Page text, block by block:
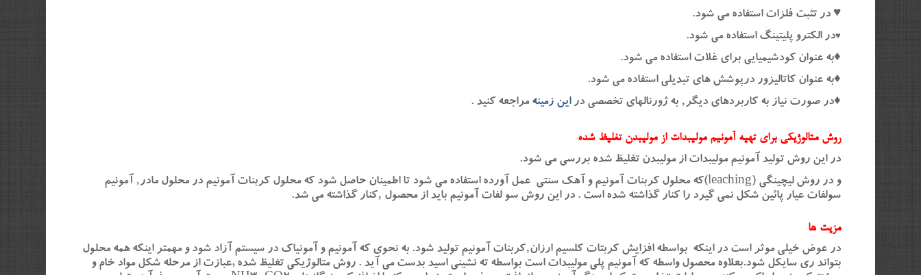
♥ در تثبت فلزات استفاده می شود.
♥در الکترو پلیتینگ استفاده می شود.
♦به عنوان کودشیمیایی برای غلات استفاده می شود.
♦به عنوان کاتالیزور درپوشش های تبدیلی استفاده می شود.
♦در صورت نیاز به کاربردهای دیگر‚ به ژورنالهای تخصصی دراین زمینه مراجعه کنید .
روش متالوژیکی برای تهیه آمونیم مولیبدات از مولیبدن تغلیظ شده
در این روش تولید آمونیم مولیبدات از مولیبدن تغلیظ شده بررسی می شود.
و در روش لیچینگی (leaching)که محلول کربنات آمونیم و آهک سنتی عمل آورده استفاده می شود تا اطمینان حاصل شود که محلول کربنات آمونیم در محلول مادر‚ آمونیم
سولفات عیار پائین شکل نمی گیرد را کنار گذاشته شده است . در این روش سو لفات آمونیم باید از محصول ‚کنار گذاشته می شد.
مزیت ها
در عوض خیلی موثر است در اینکه بواسطه افزایش کربتات کلسیم ارزان‚کربنات آمونیم تولید شود. به نحوی که آمونیم و آمونیاک در سیستم آزاد شود و مهمتر اینکه همه محلول
بتواند ری سایکل شود.بعلاوه محصول واسطه که آمونیم پلی مولیبدات است بواسطه ته نشینی اسید بدست می آید . روش متالوژیکی تغلیظ شده ,عبازت از مرحله شکل مواد خام و